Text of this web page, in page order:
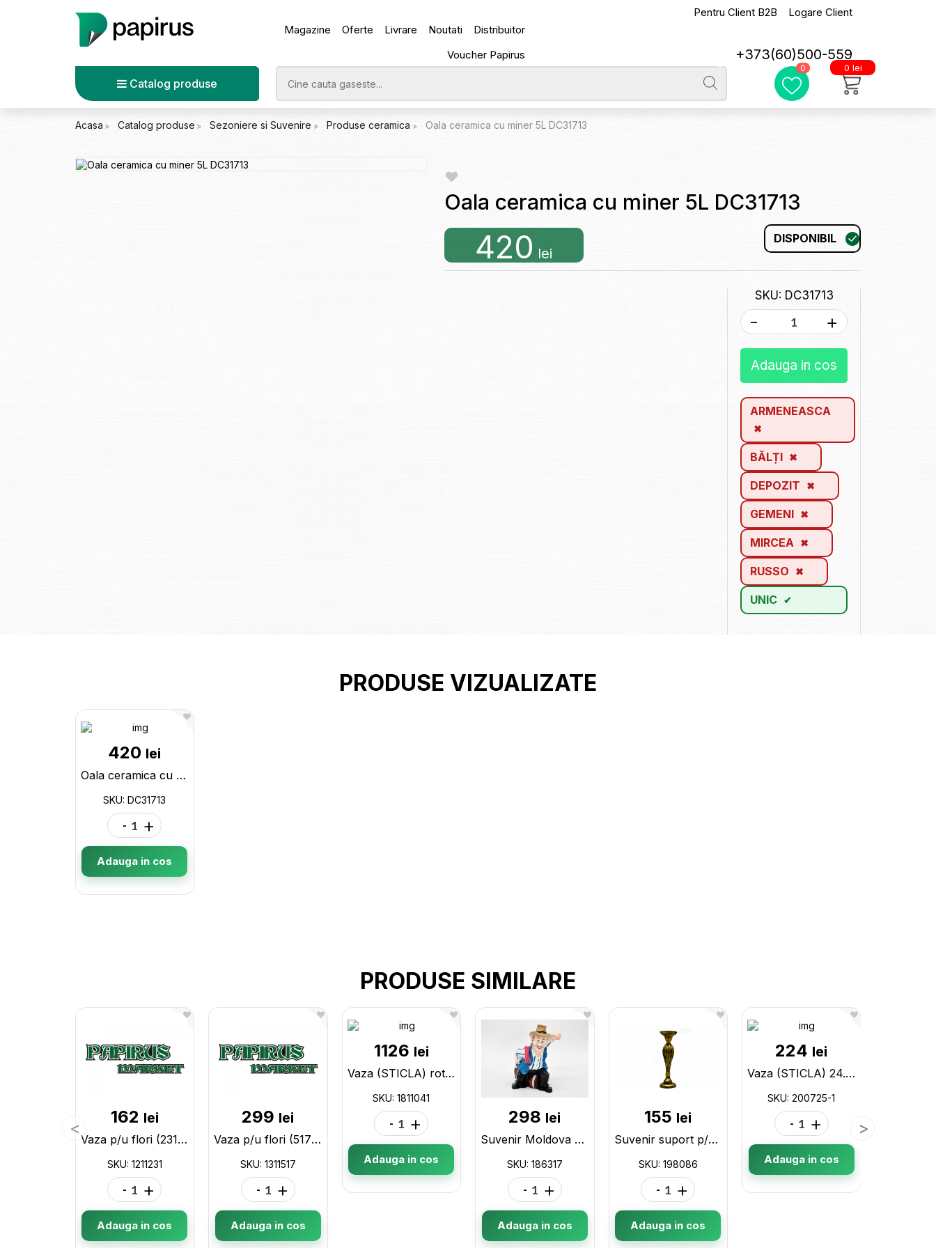
Magazine Oferte Livrare Noutati
Distribuitor
Voucher Papirus
Pentru Client B2B Logare Client
+373(60)500-559
Catalog produse
0 0 lei
Acasa Catalog produse Sezoniere si Suvenire Produse ceramica Oala ceramica cu miner 5L DC31713
Oala ceramica cu miner 5L DC31713
420 lei
DISPONIBIL
SKU: DC31713
- +
Adauga in cos
ARMENEASCA
BĂLȚI
DEPOZIT
GEMENI
MIRCEA
RUSSO
UNIC
PRODUSE VIZUALIZATE
420 lei
Oala ceramica cu miner 5L DC31713
SKU: DC31713
- +
Adauga in cos
PRODUSE SIMILARE
162 lei
Vaza p/u flori (231/068) 1211231
SKU: 1211231
- +
Adauga in cos
299 lei
Vaza p/u flori (517) 1311517
SKU: 1311517
- +
Adauga in cos
1126 lei
Vaza (STICLA) rotunda 1811041
SKU: 1811041
- +
Adauga in cos
298 lei
Suvenir Moldova Barbat+suport pahar 186317
SKU: 186317
- +
Adauga in cos
155 lei
Suvenir suport p/u lumanare 34cm 198086
SKU: 198086
- +
Adauga in cos
224 lei
Vaza (STICLA) 24.5 cm, 15.5 cm, DC04729 200725-1
SKU: 200725-1
- +
Adauga in cos